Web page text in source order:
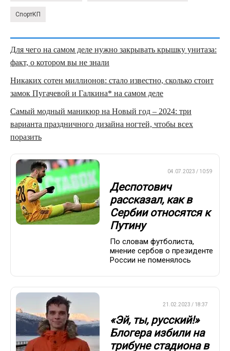
СпортКП
Для чего на самом деле нужно закрывать крышку унитаза:
факт, о котором вы не знали
Никаких сотен миллионов: стало известно, сколько стоит
замок Пугачевой и Галкина* на самом деле
Самый модный маникюр на Новый год – 2024: три
варианта праздничного дизайна ногтей, чтобы всех
поразить
04.07.2023 / 10:59
Деспотович
рассказал, как в
Сербии относятся к
Путину
По словам футболиста,
мнение сербов о президенте
России не поменялось
21.02.2023 / 18:37
«Эй, ты, русский!»
Блогера избили на
трибуне стадиона в